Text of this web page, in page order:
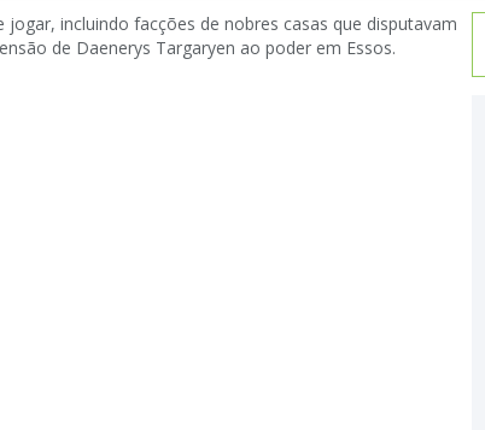
incluindo facções de nobres casas que disputavam
de Daenerys Targaryen ao poder em Essos.